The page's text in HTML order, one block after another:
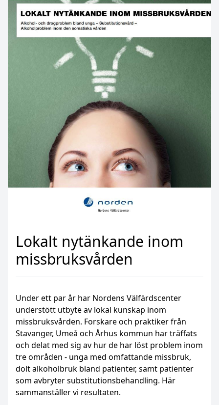
Lokalt nytänkande inom
missbruksvården
Under ett par år har Nordens Välfärdscenter
understött utbyte av lokal kunskap inom
missbruksvården. Forskare och praktiker från
Stavanger, Umeå och Århus kommun har träffats
och delat med sig av hur de har löst problem inom
tre områden - unga med omfattande missbruk,
dolt alkoholbruk bland patienter, samt patienter
som avbryter substitutionsbehandling. Här
sammanställer vi resultaten.